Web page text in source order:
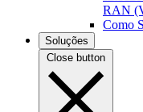
RAN
Como
Soluções
Close button